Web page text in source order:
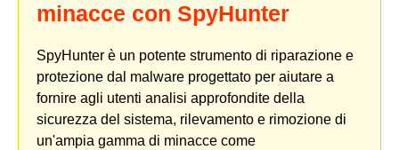
minacce con SpyHunter
SpyHunter è un potente strumento di riparazione e
protezione dal malware progettato per aiutare a
fornire agli utenti analisi approfondite della
sicurezza del sistema, rilevamento e rimozione di
un'ampia gamma di minacce come